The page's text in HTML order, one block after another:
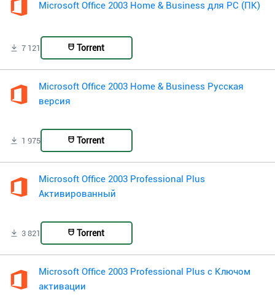
Microsoft Office 2003 Home & Business для PC (ПК)
7 121 Torrent
Microsoft Office 2003 Home & Business Русская
версия
1 975 Torrent
Microsoft Office 2003 Professional Plus
Активированный
3 821 Torrent
Microsoft Office 2003 Professional Plus с Ключом
активации